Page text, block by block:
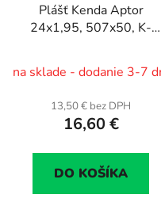
Plášť Kenda Aptor
24x1,95, 507x50, K-
na sklade - dodanie 3-7
13,50 € bez DPH
16,60 €
DO KOŠÍKA